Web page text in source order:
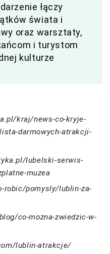
łączy
świata i
oraz warsztaty,
i turystom
kulturze
kraj/news-co-kryje-
darmowych-atrakcji-
lubelski-serwis-
muzea
pomysly/lublin-za-
co-mozna-zwiedzic-w-
lublin-atrakcje/